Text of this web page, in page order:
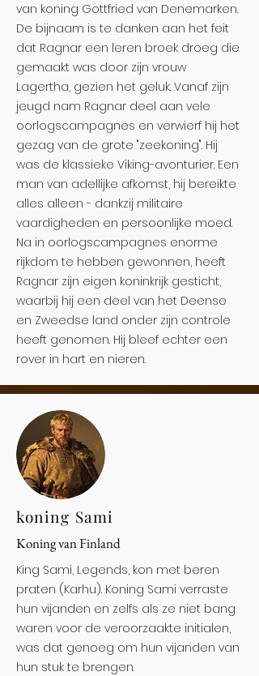
van koning Gottfried van Denemarken.
De bijnaam is te danken aan het feit
dat Ragnar een leren broek droeg die
gemaakt was door zijn vrouw
Lagertha, gezien het geluk. Vanaf zijn
jeugd nam Ragnar deel aan vele
oorlogscampagnes en verwierf hij het
gezag van de grote "zeekoning". Hij
was de klassieke Viking-avonturier. Een
man van adellijke afkomst, hij bereikte
alles alleen - dankzij militaire
vaardigheden en persoonlijke moed.
Na in oorlogscampagnes enorme
rijkdom te hebben gewonnen, heeft
Ragnar zijn eigen koninkrijk gesticht,
waarbij hij een deel van het Deense
en Zweedse land onder zijn controle
heeft genomen. Hij bleef echter een
rover in hart en nieren.
koning Sami
Koning van Finland
King Sami, Legends, kon met beren
praten (Karhu). Koning Sami verraste
hun vijanden en zelfs als ze niet bang
waren voor de veroorzaakte initialen,
was dat genoeg om hun vijanden van
hun stuk te brengen.